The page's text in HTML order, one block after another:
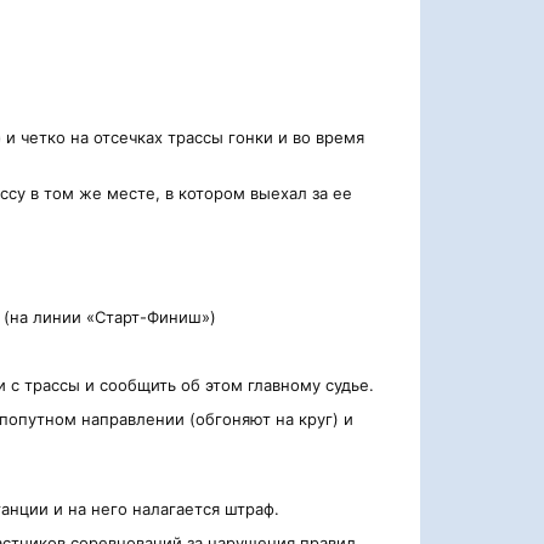
четко на отсечках трассы гонки и во время
в том же месте, в котором выехал за ее
линии «Старт-Финиш»)
трассы и сообщить об этом главному судье.
направлении (обгоняют на круг) и
и на него налагается штраф.